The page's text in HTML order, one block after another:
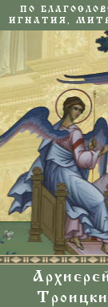
ПО
ИГНАТИЯ,